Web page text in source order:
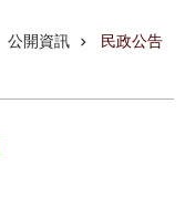
公開資訊 民政公告